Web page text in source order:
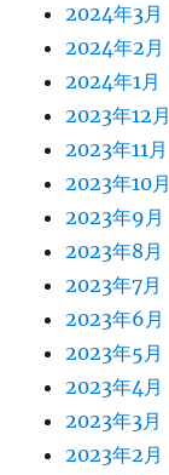
2024年3月
2024年2月
2024年1月
2023年12月
2023年11月
2023年10月
2023年9月
2023年8月
2023年7月
2023年6月
2023年5月
2023年4月
2023年3月
2023年2月